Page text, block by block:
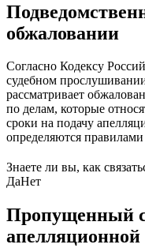
обжаловании
Согласно Кодексу
судебном
рассматривает
по делам, которые
сроки на подачу
определяются правилами
Знаете ли вы, как
ДаНет
Пропущенный